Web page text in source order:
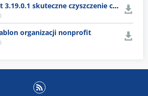
WP Rocket 3.19.0.1 skuteczne czyszczenie cache WordPress
)
organizacji nonprofit
)